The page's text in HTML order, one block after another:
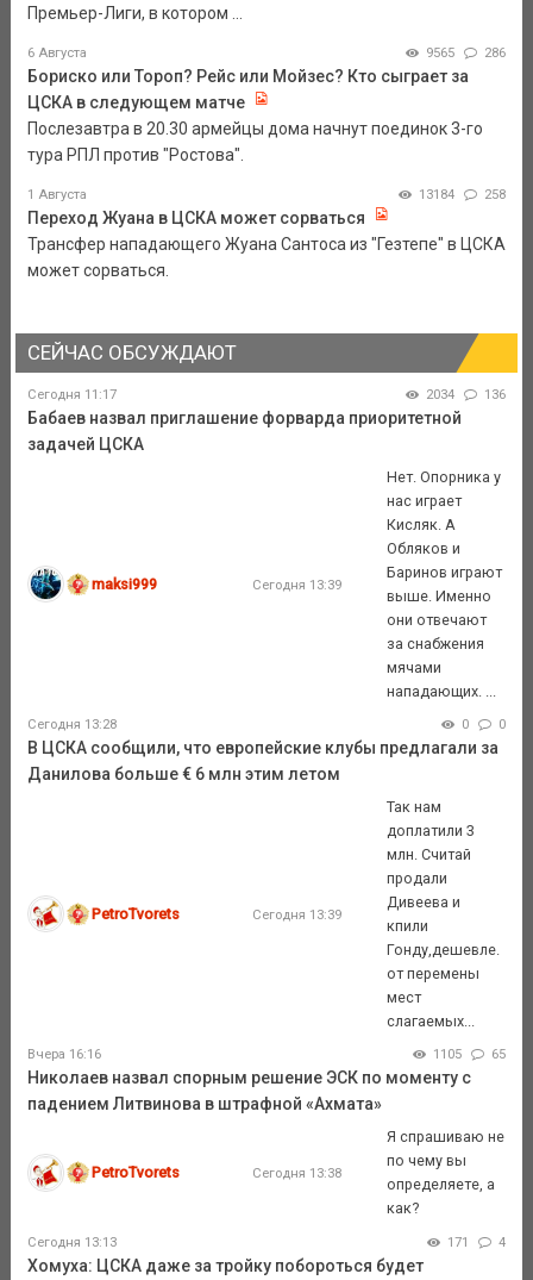
Премьер-Лиги, в котором ...
6 Августа 9565 286
Бориско или Тороп? Рейс или Мойзес? Кто сыграет за
ЦСКА в следующем матче
Послезавтра в 20.30 армейцы дома начнут поединок 3-го
тура РПЛ против "Ростова".
1 Августа 13184 258
Переход Жуана в ЦСКА может сорваться
Трансфер нападающего Жуана Сантоса из "Гезтепе" в ЦСКА
может сорваться.
СЕЙЧАС ОБСУЖДАЮТ
Сегодня 11:17 2034 136
Бабаев назвал приглашение форварда приоритетной
задачей ЦСКА
maksi999 Сегодня 13:39
Нет. Опорника у
нас играет
Кисляк. А
Обляков и
Баринов играют
выше. Именно
они отвечают
за снабжения
мячами
нападающих. ...
Сегодня 13:28 0 0
В ЦСКА сообщили, что европейские клубы предлагали за
Данилова больше € 6 млн этим летом
PetroTvorets Сегодня 13:39
Так нам
доплатили 3
млн. Считай
продали
Дивеева и
кпили
Гонду,дешевле.
от перемены
мест
слагаемых...
Вчера 16:16 1105 65
Николаев назвал спорным решение ЭСК по моменту с
падением Литвинова в штрафной «Ахмата»
PetroTvorets Сегодня 13:38
Я спрашиваю не
по чему вы
определяете, а
как?
Сегодня 13:13 171 4
Хомуха: ЦСКА даже за тройку побороться будет